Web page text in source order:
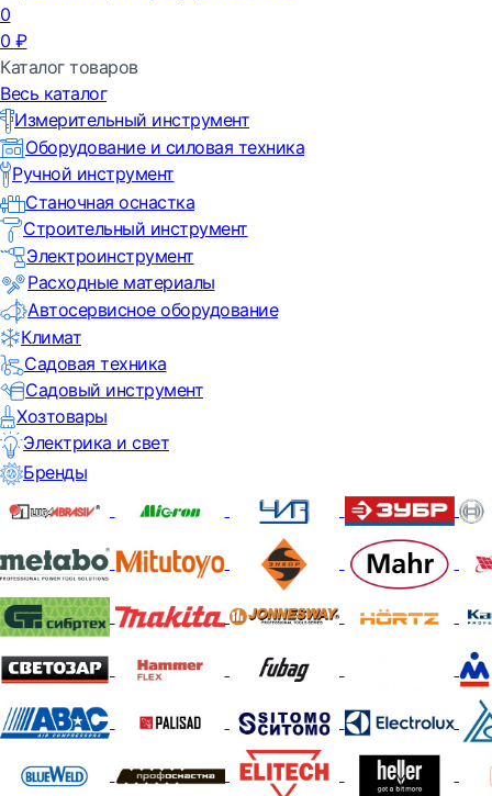
0
0 ₽
Каталог товаров
Весь каталог
Измерительный инструмент
Оборудование и силовая техника
Ручной инструмент
Станочная оснастка
Строительный инструмент
Электроинструмент
Расходные материалы
Автосервисное оборудование
Климат
Садовая техника
Садовый инструмент
Хозтовары
Электрика и свет
Бренды